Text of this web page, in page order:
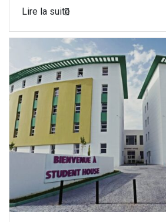
Lire la suite